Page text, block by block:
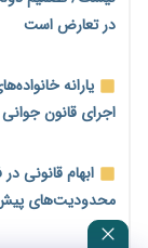
مرحله سیزدهم
۱۴ مرداد؛
کارفرما» چگونه
در تعارض است
اجرای قانون
ابهام قانونی
محدودیت‌های